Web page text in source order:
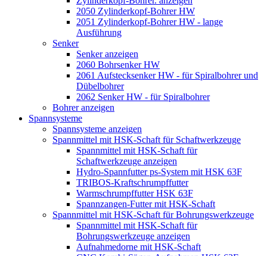
2050 Zylinderkopf-Bohrer HW
2051 Zylinderkopf-Bohrer HW - lange
Ausführung
Senker
Senker anzeigen
2060 Bohrsenker HW
2061 Aufstecksenker HW - für Spiralbohrer und
Dübelbohrer
2062 Senker HW - für Spiralbohrer
Bohrer anzeigen
Spannsysteme
Spannsysteme anzeigen
Spannmittel mit HSK-Schaft für Schaftwerkzeuge
Spannmittel mit HSK-Schaft für
Schaftwerkzeuge anzeigen
Hydro-Spannfutter ps-System mit HSK 63F
TRIBOS-Kraftschrumpffutter
Warmschrumpffutter HSK 63F
Spannzangen-Futter mit HSK-Schaft
Spannmittel mit HSK-Schaft für Bohrungswerkzeuge
Spannmittel mit HSK-Schaft für
Bohrungswerkzeuge anzeigen
Aufnahmedorne mit HSK-Schaft